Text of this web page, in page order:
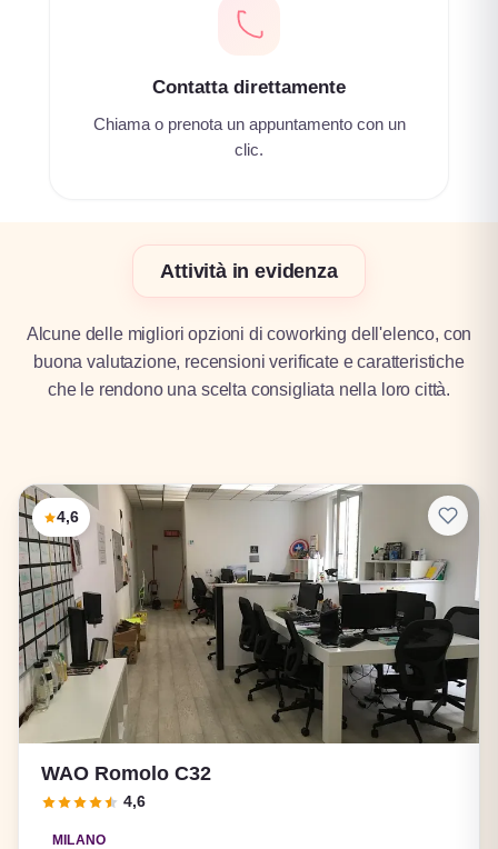
Contatta direttamente
Chiama o prenota un appuntamento con un
clic.
Attività in evidenza
Alcune delle migliori opzioni di coworking dell'elenco, con
buona valutazione, recensioni verificate e caratteristiche
che le rendono una scelta consigliata nella loro città.
4,6
WAO Romolo C32
4,6
MILANO